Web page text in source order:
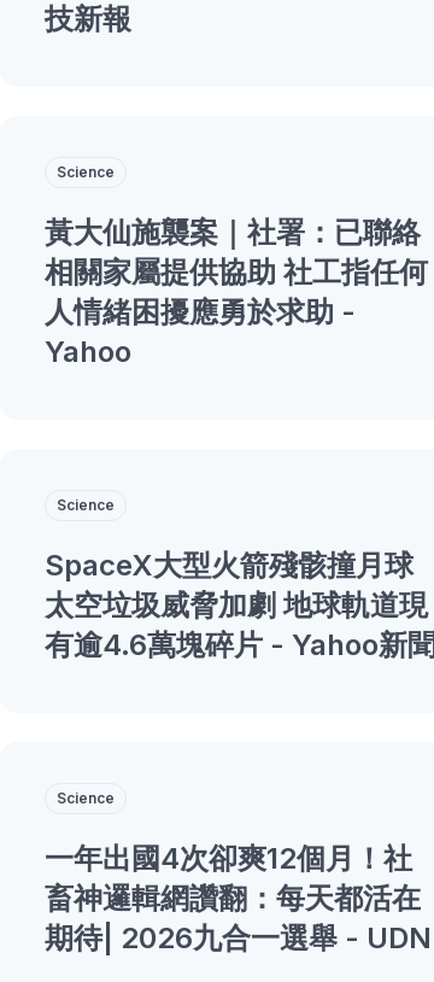
技新報
Science
黃大仙施襲案｜社署：已聯絡
相關家屬提供協助 社工指任何
人情緒困擾應勇於求助 -
Yahoo
Science
SpaceX大型火箭殘骸撞月球
太空垃圾威脅加劇 地球軌道現
有逾4.6萬塊碎片 - Yahoo新聞
Science
一年出國4次卻爽12個月！社
畜神邏輯網讚翻：每天都活在
期待| 2026九合一選舉 - UDN